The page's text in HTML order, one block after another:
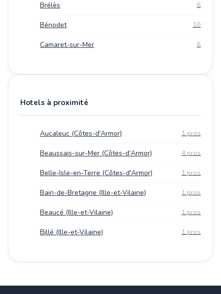
Brélès 6
Bénodet 10
Camaret-sur-Mer 6
Hotels à proximité
Aucaleuc (Côtes-d'Armor) 1 pros
Beaussais-sur-Mer (Côtes-d'Armor) 4 pros
Belle-Isle-en-Terre (Côtes-d'Armor) 1 pros
Bain-de-Bretagne (Ille-et-Vilaine) 1 pros
Beaucé (Ille-et-Vilaine) 1 pros
Billé (Ille-et-Vilaine) 1 pros